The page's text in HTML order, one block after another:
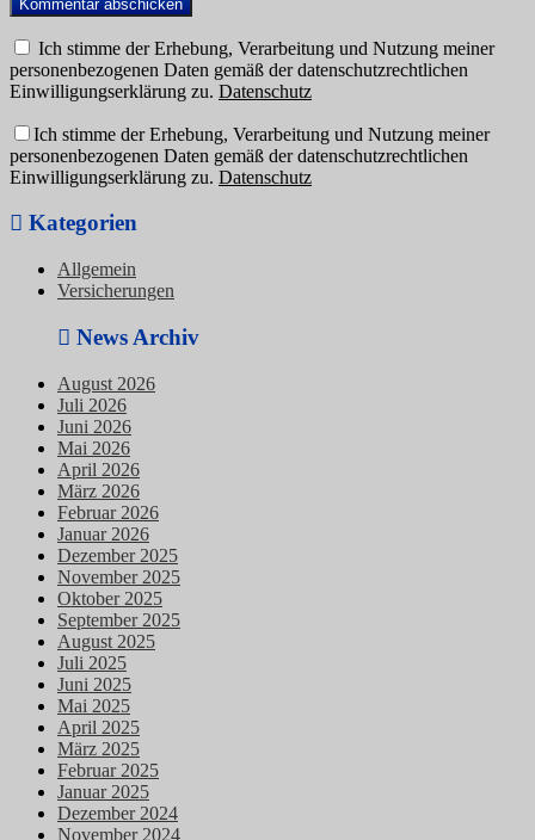
Ich stimme der Erhebung, Verarbeitung und Nutzung meiner
personenbezogenen Daten gemäß der datenschutzrechtlichen
Einwilligungserklärung zu. Datenschutz
Ich stimme der Erhebung, Verarbeitung und Nutzung meiner
personenbezogenen Daten gemäß der datenschutzrechtlichen
Einwilligungserklärung zu. Datenschutz
Kategorien
Allgemein
Versicherungen
News Archiv
August 2026
Juli 2026
Juni 2026
Mai 2026
April 2026
März 2026
Februar 2026
Januar 2026
Dezember 2025
November 2025
Oktober 2025
September 2025
August 2025
Juli 2025
Juni 2025
Mai 2025
April 2025
März 2025
Februar 2025
Januar 2025
Dezember 2024
November 2024